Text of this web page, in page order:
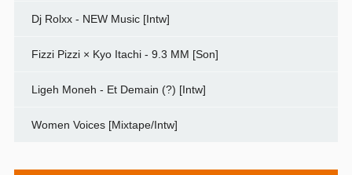
Dj Rolxx - NEW Music [Intw]
Fizzi Pizzi × Kyo Itachi - 9.3 MM [Son]
Ligeh Moneh - Et Demain (?) [Intw]
Women Voices [Mixtape/Intw]